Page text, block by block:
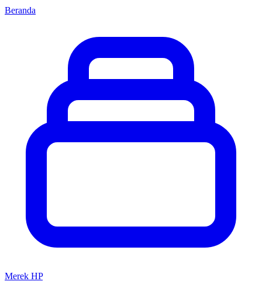
Beranda
Merek HP